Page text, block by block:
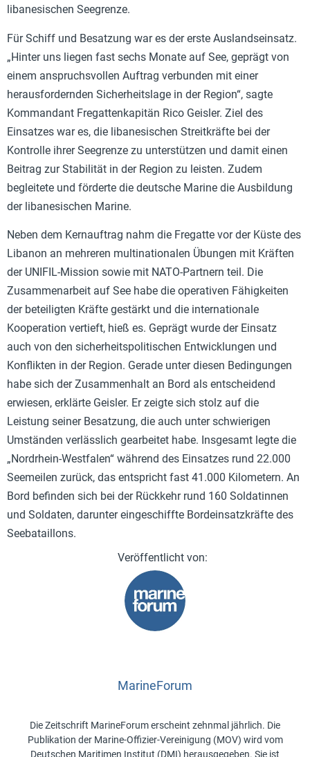
libanesischen Seegrenze.
Für Schiff und Besatzung war es der erste Auslandseinsatz.
„Hinter uns liegen fast sechs Monate auf See, geprägt von
einem anspruchsvollen Auftrag verbunden mit einer
herausfordernden Sicherheitslage in der Region“, sagte
Kommandant Fregattenkapitän Rico Geisler. Ziel des
Einsatzes war es, die libanesischen Streitkräfte bei der
Kontrolle ihrer Seegrenze zu unterstützen und damit einen
Beitrag zur Stabilität in der Region zu leisten. Zudem
begleitete und förderte die deutsche Marine die Ausbildung
der libanesischen Marine.
Neben dem Kernauftrag nahm die Fregatte vor der Küste des
Libanon an mehreren multinationalen Übungen mit Kräften
der UNIFIL-Mission sowie mit NATO-Partnern teil. Die
Zusammenarbeit auf See habe die operativen Fähigkeiten
der beteiligten Kräfte gestärkt und die internationale
Kooperation vertieft, hieß es. Geprägt wurde der Einsatz
auch von den sicherheitspolitischen Entwicklungen und
Konflikten in der Region. Gerade unter diesen Bedingungen
habe sich der Zusammenhalt an Bord als entscheidend
erwiesen, erklärte Geisler. Er zeigte sich stolz auf die
Leistung seiner Besatzung, die auch unter schwierigen
Umständen verlässlich gearbeitet habe. Insgesamt legte die
„Nordrhein-Westfalen“ während des Einsatzes rund 22.000
Seemeilen zurück, das entspricht fast 41.000 Kilometern. An
Bord befinden sich bei der Rückkehr rund 160 Soldatinnen
und Soldaten, darunter eingeschiffte Bordeinsatzkräfte des
Seebataillons.
MarineForum
Die Zeitschrift MarineForum erscheint zehnmal jährlich. Die
Publikation der Marine-Offizier-Vereinigung (MOV) wird vom
Deutschen Maritimen Institut (DMI) herausgegeben. Sie ist